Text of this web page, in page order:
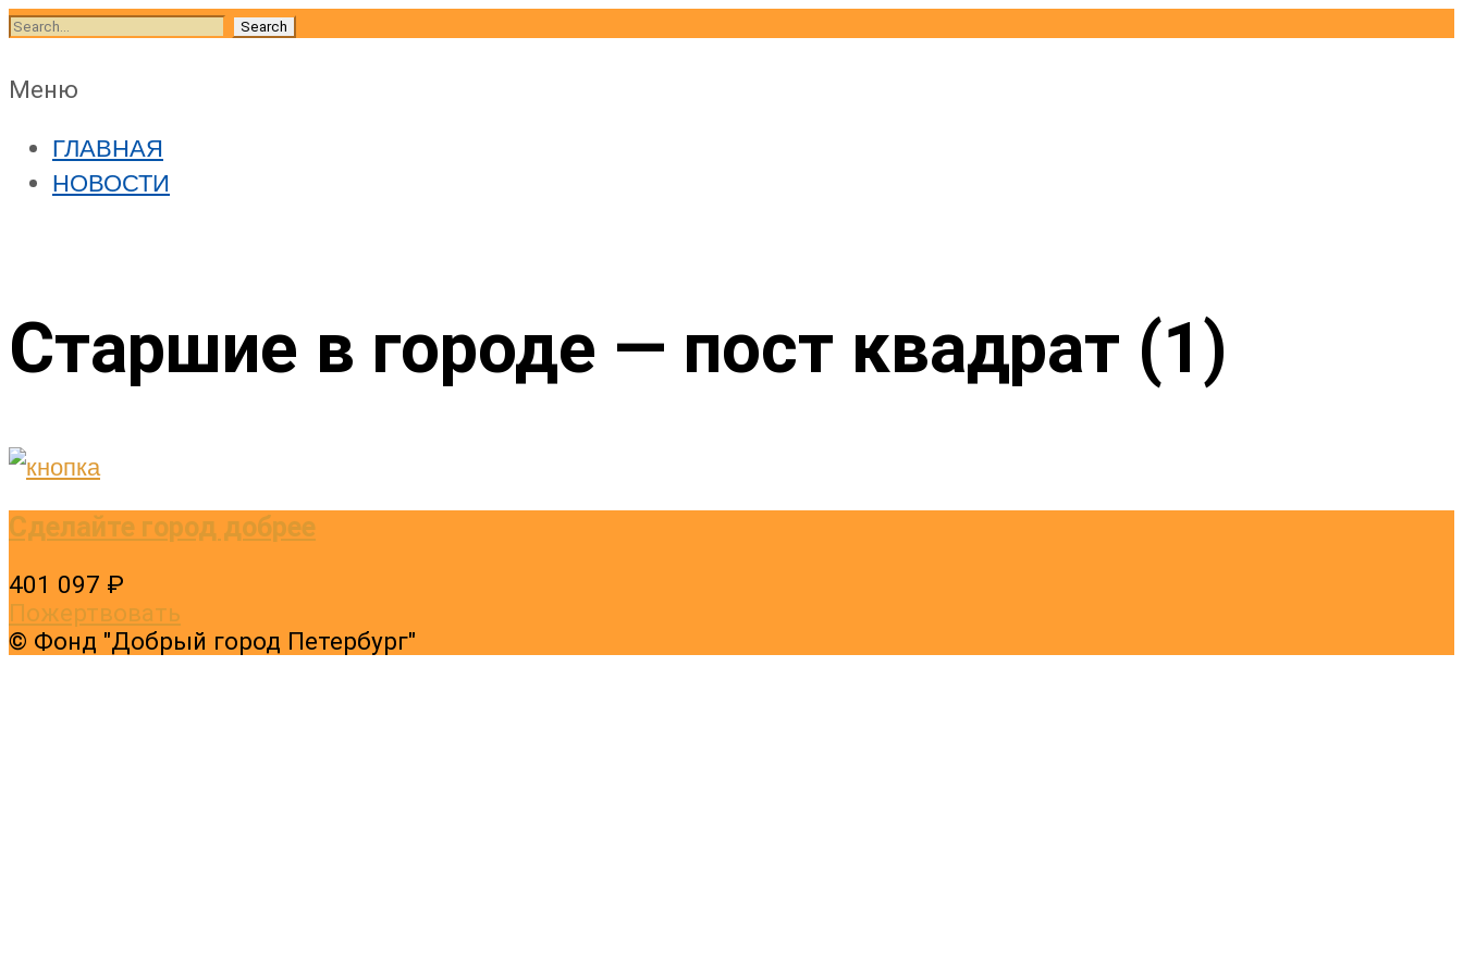
Skip
content
Search
Меню
content
ГЛАВНАЯ
НОВОСТИ
Старшие в городе — пост квадрат (1)
Сделайте город добрее
401 097 ₽
Пожертвовать
© Фонд "Добрый город Петербург"